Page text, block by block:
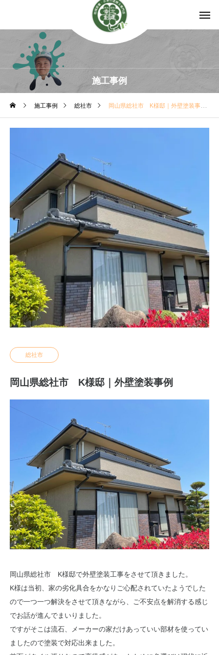
施工事例
施工事例 総社市 岡山県総社市 K様邸｜外壁塗装事例
総社市
岡山県総社市 K様邸｜外壁塗装事例
岡山県総社市 K様邸で外壁塗装工事をさせて頂きました。
K様は当初、家の劣化具合をかなりご心配されていたようでした
ので一つ一つ解決をさせて頂きながら、ご不安点を解消する感じ
でお話が進んでまいりました。
ですがそこは流石、メーカーの家だけあっていい部材を使ってい
ましたので塗装で対応出来ました。